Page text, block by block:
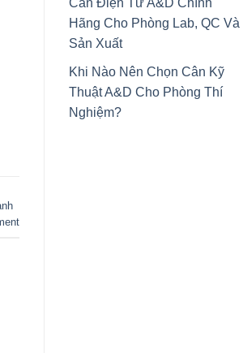
Cân Điện Tử A&D Chính
Hãng Cho Phòng Lab, QC Và
Sản Xuất
Khi Nào Nên Chọn Cân Kỹ
Thuật A&D Cho Phòng Thí
Nghiệm?